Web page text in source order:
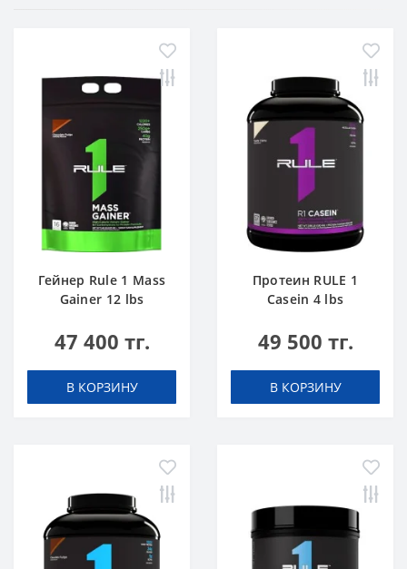
Гейнер Rule 1 Mass
Gainer 12 lbs
47 400 тг.
В КОРЗИНУ
Протеин RULE 1
Casein 4 lbs
Мороженое
49 500 тг.
В КОРЗИНУ